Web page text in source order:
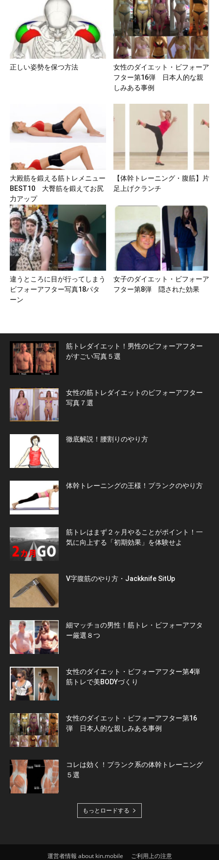
正しい姿勢を保つ方法
女性のダイエット・ビフォーア
フター第16弾 日本人的な親
しみある事例
大殿筋を鍛える筋トレメニュー
BEST10 大臀筋を鍛えてお尻
力アップ
【体幹トレーニング・腹筋】片
足上げクランチ
違うところに目が行ってしまう
ビフォーアフター写真18パタ
ーン
女子のダイエット・ビフォーア
フター第8弾 隠された効果
筋トレダイエット！男性のビフォーアフター
がすごい写真５選
女性の筋トレダイエットのビフォーアフター
写真７選
徹底解説！腰割りのやり方
体幹トレーニングの王様！プランクのやり方
筋トレはまず２ヶ月やることがポイント！一
気に向上する「初期効果」を体験せよ
V字腹筋のやり方・Jackknife SitUp
細マッチョの男性！筋トレ・ビフォーアフタ
ー厳選８つ
女性のダイエット・ビフォーアフター第4弾
筋トレで美BODYづくり
女性のダイエット・ビフォーアフター第16
弾 日本人的な親しみある事例
コレは効く！プランク系の体幹トレーニング
５選
もっとロードする
運営者情報 about kin.mobile ご利用上の注意